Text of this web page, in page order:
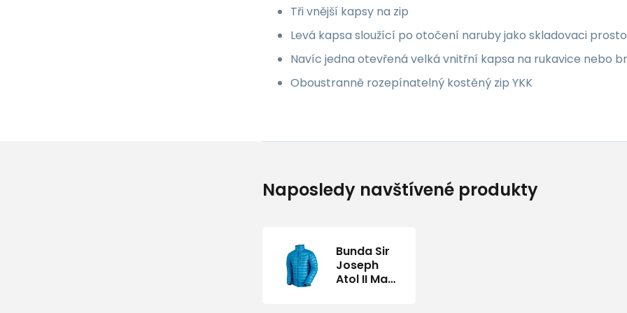
Tři vnější kapsy na zip
Levá kapsa sloužící po otočení naruby jako skladovaci
Navíc jedna otevřená velká vnitřní kapsa na rukavice nebo
Oboustranně rozepínatelný kostěný zip YKK
Naposledy navštívené produkty
Bunda Sir
Joseph
Atol II Man